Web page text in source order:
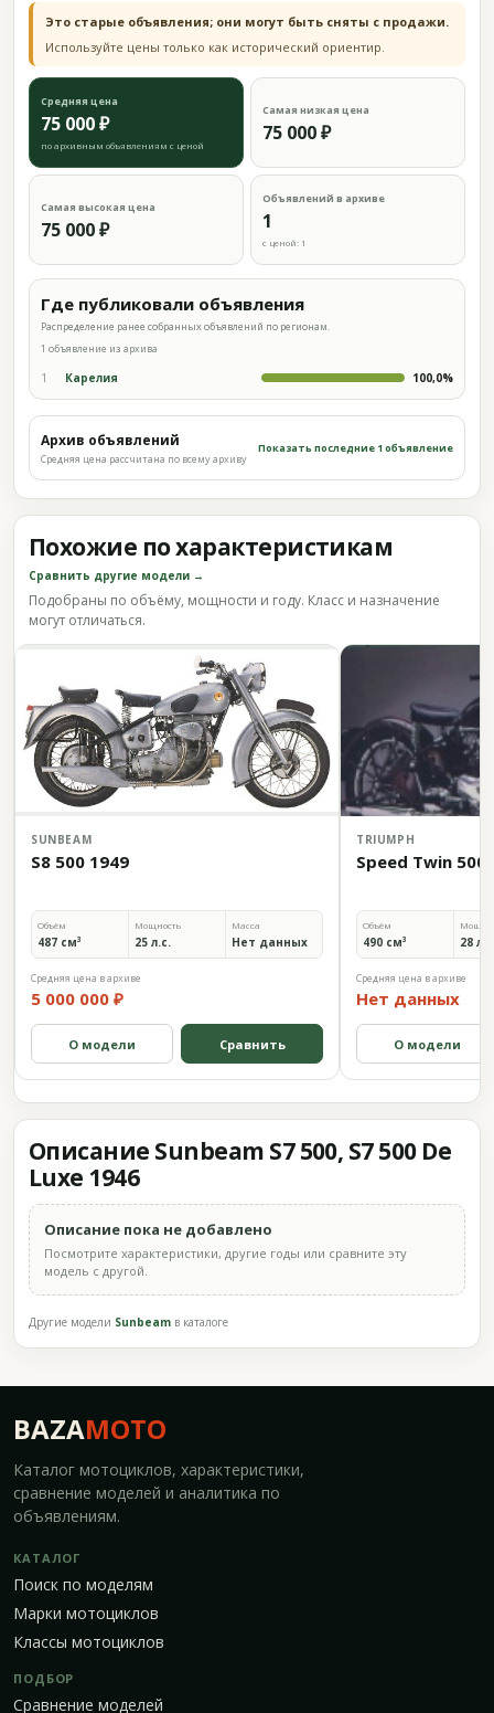
Это старые объявления; они могут быть сняты с продажи.
Используйте цены только как исторический ориентир.
Средняя цена
75 000 ₽
по архивным объявлениям с ценой
Самая низкая цена
75 000 ₽
Самая высокая цена
75 000 ₽
Объявлений в архиве
1
с ценой: 1
Где публиковали объявления
Распределение ранее собранных объявлений по регионам.
1 объявление из архива
1 Карелия 100,0%
Архив объявлений
Средняя цена рассчитана по всему архиву
Показать последние 1 объявление
Похожие по характеристикам
Сравнить другие модели →
Подобраны по объёму, мощности и году. Класс и назначение
могут отличаться.
SUNBEAM
S8 500 1949
Объём
487 см³
Мощность
25 л.с.
Масса
Нет данных
Средняя цена в архиве
5 000 000 ₽
О модели Сравнить
TRIUMPH
Speed Twin 500
Объём
490 см³ 28
Средняя цена в архиве
Нет данных
О модели
Описание Sunbeam S7 500, S7 500 De
Luxe 1946
Описание пока не добавлено
Посмотрите характеристики, другие годы или сравните эту
модель с другой.
Другие модели Sunbeam в каталоге
BAZAMOTO
Каталог мотоциклов, характеристики,
сравнение моделей и аналитика по
объявлениям.
КАТАЛОГ
Поиск по моделям
Марки мотоциклов
Классы мотоциклов
ПОДБОР
Сравнение моделей